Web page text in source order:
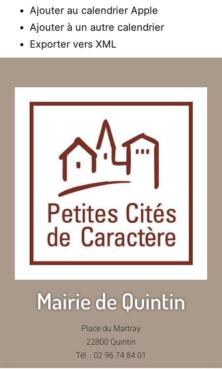
Ajouter au calendrier Apple
Ajouter à un autre calendrier
Exporter vers XML
Mairie de Quintin
Place du Martray
22800 Quintin
Tél. : 02 96 74 84 01